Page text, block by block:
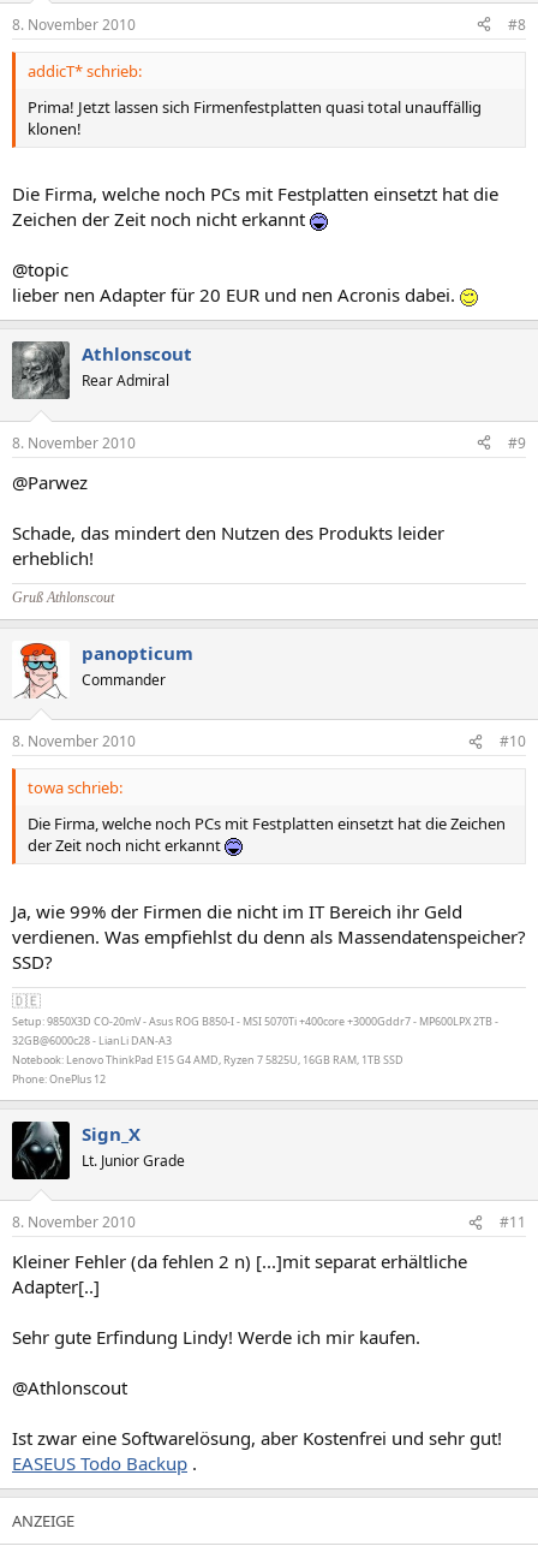
8. November 2010 #8
addicT* schrieb:
Prima! Jetzt lassen sich Firmenfestplatten quasi total unauffällig
klonen!
Die Firma, welche noch PCs mit Festplatten einsetzt hat die
Zeichen der Zeit noch nicht erkannt
@topic
lieber nen Adapter für 20 EUR und nen Acronis dabei.
Athlonscout
Rear Admiral
8. November 2010 #9
@Parwez
Schade, das mindert den Nutzen des Produkts leider
erheblich!
Gruß Athlonscout
panopticum
Commander
8. November 2010 #10
towa schrieb:
Die Firma, welche noch PCs mit Festplatten einsetzt hat die Zeichen
der Zeit noch nicht erkannt
Ja, wie 99% der Firmen die nicht im IT Bereich ihr Geld
verdienen. Was empfiehlst du denn als Massendatenspeicher?
SSD?
🇩🇪
Setup: 9850X3D CO-20mV - Asus ROG B850-I - MSI 5070Ti +400core +3000Gddr7 - MP600LPX 2TB -
32GB@6000c28 - LianLi DAN-A3
Notebook: Lenovo ThinkPad E15 G4 AMD, Ryzen 7 5825U, 16GB RAM, 1TB SSD
Phone: OnePlus 12
Sign_X
Lt. Junior Grade
8. November 2010 #11
Kleiner Fehler (da fehlen 2 n) [...]mit separat erhältliche
Adapter[..]
Sehr gute Erfindung Lindy! Werde ich mir kaufen.
@Athlonscout
Ist zwar eine Softwarelösung, aber Kostenfrei und sehr gut!
EASEUS Todo Backup .